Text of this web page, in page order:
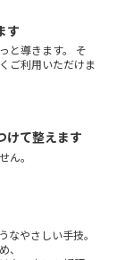
す
と導きます。 そ
ご利用いただけま
けて整えます
ん。
やさしい手技。
、